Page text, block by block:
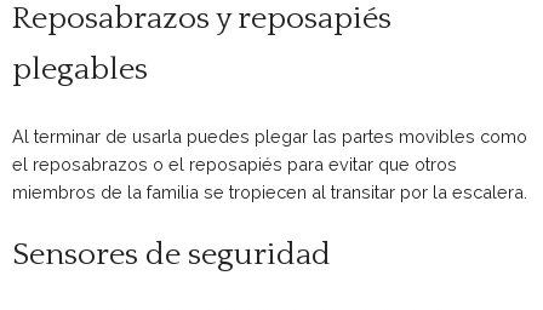
Reposabrazos y reposapiés
plegables
Al terminar de usarla puedes plegar las partes movibles como
el reposabrazos o el reposapiés para evitar que otros
miembros de la familia se tropiecen al transitar por la escalera.
Sensores de seguridad